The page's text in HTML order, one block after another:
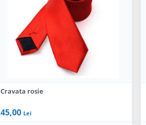
Cravata rosie
45,00 Lei